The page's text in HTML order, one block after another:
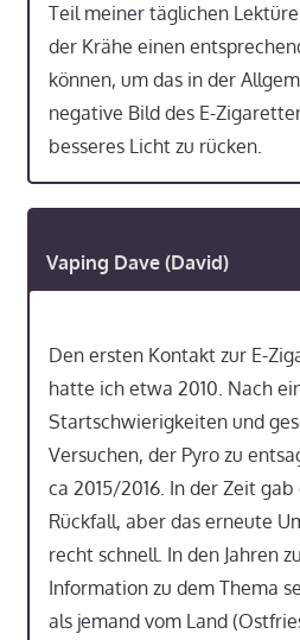
Teil meiner täglichen
der Krähe einen
können, um das in der
negative Bild des E-
besseres Licht zu rücken.
Vaping Dave (David)
Den ersten Kontakt zur E-
hatte ich etwa 2010. Nach
Startschwierigkeiten und
Versuchen, der Pyro zu
ca 2015/2016. In der Zeit
Rückfall, aber das erneute
recht schnell. In den Jahren
Information zu dem Thema
als jemand vom Land